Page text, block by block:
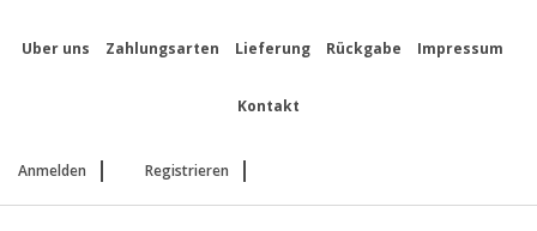
Uber uns Zahlungsarten Lieferung Rückgabe Impressum
Kontakt
Anmelden Registrieren